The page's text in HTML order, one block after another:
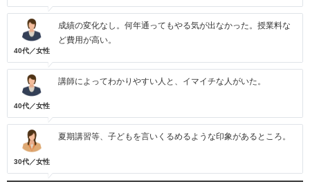
40代／女性
成績の変化なし。何年通ってもやる気が出なかった。授業料な
ど費用が高い。
40代／女性
講師によってわかりやすい人と、イマイチな人がいた。
30代／女性
夏期講習等、子どもを言いくるめるような印象があるところ。